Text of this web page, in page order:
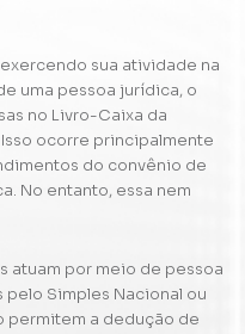
sua atividade na
uma pessoa jurídica, o
no Livro-Caixa da
ocorre principalmente
do convênio de
No entanto, essa nem
atuam por meio de pessoa
Simples Nacional ou
permitem a dedução de